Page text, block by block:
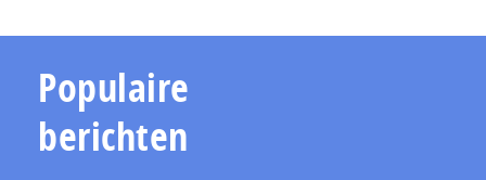
Populaire
berichten